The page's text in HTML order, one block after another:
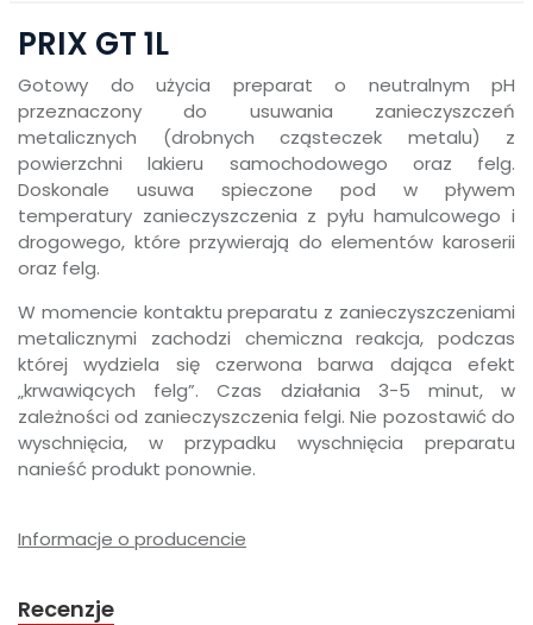
PRIX GT 1L
Gotowy do użycia preparat o neutralnym pH
przeznaczony do usuwania zanieczyszczeń
metalicznych (drobnych cząsteczek metalu) z
powierzchni lakieru samochodowego oraz felg.
Doskonale usuwa spieczone pod w pływem
temperatury zanieczyszczenia z pyłu hamulcowego i
drogowego, które przywierają do elementów karoserii
oraz felg.
W momencie kontaktu preparatu z zanieczyszczeniami
metalicznymi zachodzi chemiczna reakcja, podczas
której wydziela się czerwona barwa dająca efekt
„krwawiących felg”. Czas działania 3-5 minut, w
zależności od zanieczyszczenia felgi. Nie pozostawić do
wyschnięcia, w przypadku wyschnięcia preparatu
nanieść produkt ponownie.
Informacje o producencie
Recenzje